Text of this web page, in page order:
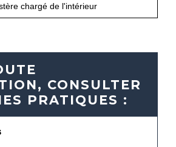
chargé de l'intérieur
CONSULTER
PRATIQUES :